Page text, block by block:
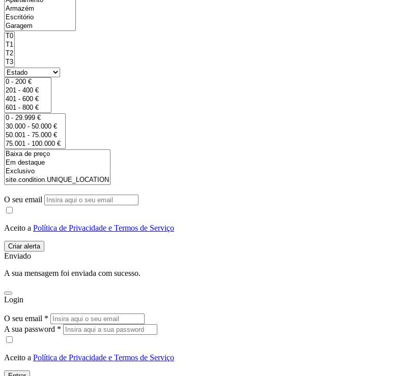
O seu email
Aceito a Política de Privacidade e Termos de Serviço
Enviado
A sua mensagem foi enviada com sucesso.
Login
O seu email *
A sua password *
Aceito a Política de Privacidade e Termos de Serviço